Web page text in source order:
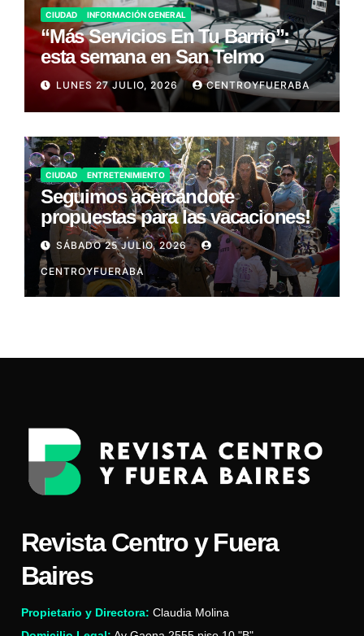
CIUDAD INFORMACIÓN GENERAL
“Más Servicios En Tu Barrio”:
esta semana en San Telmo
LUNES 27 JULIO, 2026 CENTROYFUERABA
CIUDAD ENTRETENIMIENTO
Seguimos acercándote
propuestas para las vacaciones!
SÁBADO 25 JULIO, 2026
CENTROYFUERABA
Revista Centro y Fuera
Baires
Propietario y Directora: Claudia Molina